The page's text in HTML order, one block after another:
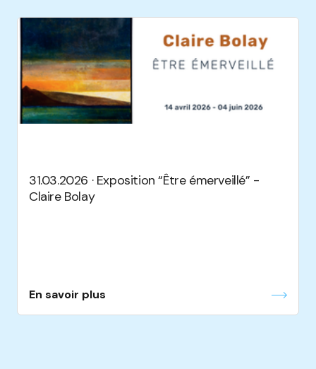
31.03.2026 · Exposition “Être émerveillé” -
Claire Bolay
En savoir plus